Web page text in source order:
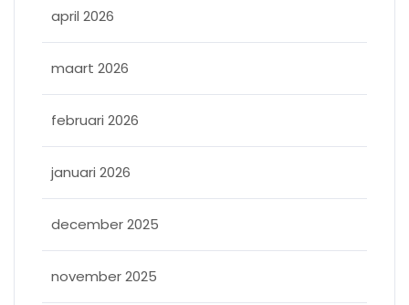
april 2026
maart 2026
februari 2026
januari 2026
december 2025
november 2025